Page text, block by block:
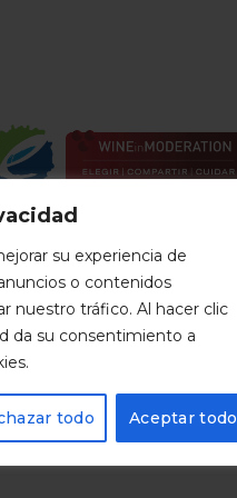
su experiencia de
o contenidos
nuestro tráfico. Al hacer clic
da su consentimiento a
todo Aceptar todo